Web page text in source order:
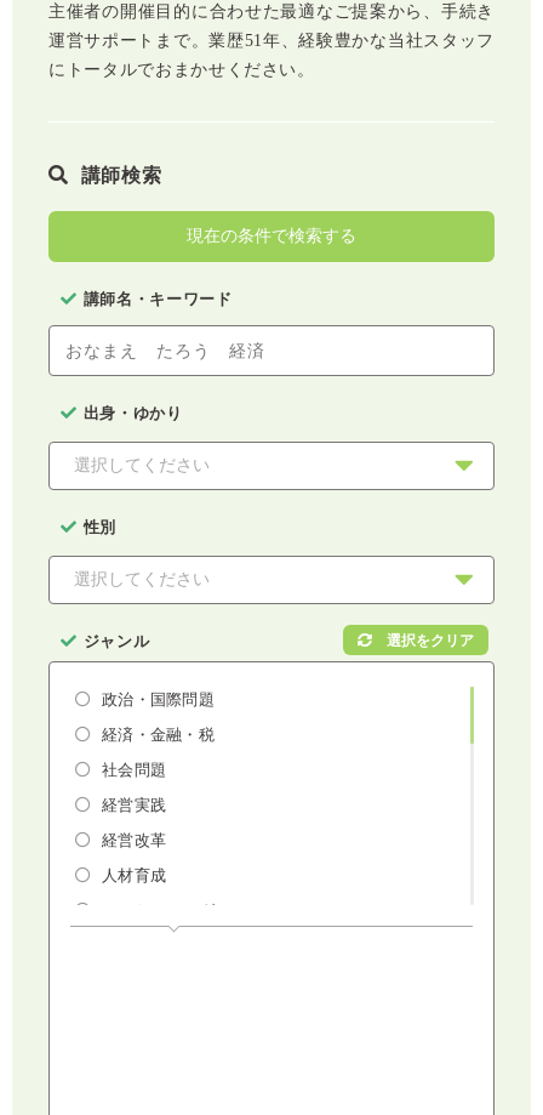
主催者の開催目的に合わせた最適なご提案から、手続き
運営サポートまで。業歴51年、経験豊かな当社スタッフ
にトータルでおまかせください。
講師検索
現在の条件で検索する
講師名・キーワード
出身・ゆかり
性別
ジャンル
政治・国際問題
経済・金融・税
社会問題
経営実践
経営改革
人材育成
マーケティング